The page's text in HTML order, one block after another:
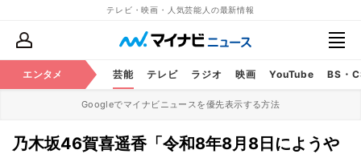
テレビ・映画・人気芸能人の最新情報
エンタメ 芸能 テレビ ラジオ 映画 YouTube BS・
Googleでマイナビニュースを優先表示する方法
乃木坂46賀喜遥香「令和8年8月8日にようや